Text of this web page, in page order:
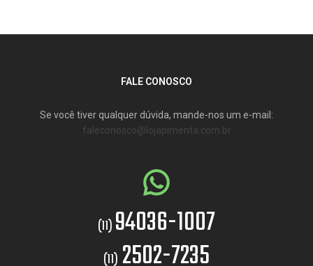
FALE CONOSCO
Se você tiver qualquer dúvida, mande-nos um e-mail:
faleconosco@lojapimenta.com.br
(11) 94036-1007
(11) 2502-7235